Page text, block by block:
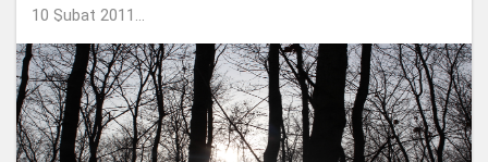
10 Şubat 2011...